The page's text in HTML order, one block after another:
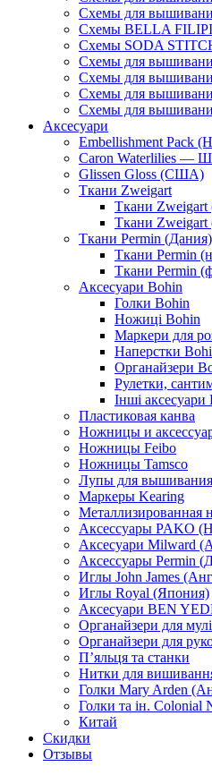
Схемы для
Схемы BELLA
Схемы SODA
Схемы для
Схемы для
Схемы для
Схемы для
Аксесуари
Embellishment Pack
Caron Waterlilies —
Glissen Gloss (США)
Ткани Zweigart
Ткани Zweigart
Ткани Zweigart
Ткани Permin (Дания)
Ткани Permin
Ткани Permin
Аксесуари Bohin
Голки Bohin
Ножиці Bohin
Маркери для
Наперстки
Органайзери
Рулетки,
Інші аксесуари
Пластиковая канва
Ножницы и
Ножницы Feibo
Ножницы Tamsco
Лупы для вышивания
Маркеры Kearing
Аксессуары PAKO
Аксесуари Milward
Аксессуары Permin
Иглы John James
Иглы Royal (Япония)
Аксесуари BEN
Органайзери для
Органайзери для
П’яльця та станки
Нитки для
Голки Mary Arden
Голки та ін.
Китай
Скидки
Отзывы